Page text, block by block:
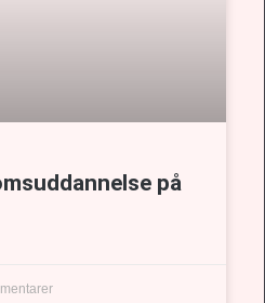
på